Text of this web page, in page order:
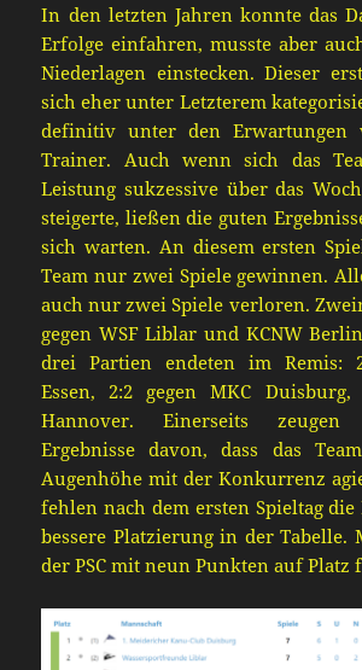
In den letzten Jahren konnte das
Erfolge einfahren, musste aber
Niederlagen einstecken. Dieser
sich eher unter Letzterem
definitiv unter den Erwartungen
Trainer. Auch wenn sich das
Leistung sukzessive über das
steigerte, ließen die guten
sich warten. An diesem ersten
Team nur zwei Spiele gewinnen.
auch nur zwei Spiele verloren.
gegen WSF Liblar und KCNW Berlin
drei Partien endetenim Remis:
Essen, 2:2 gegen MKC Duisburg,
Hannover. Einerseits
Ergebnisse davon, dass das
Augenhöhe mit der Konkurrenz
fehlen nach dem ersten Spieltag
bessere Platzierung in der Tabelle.
der PSC mit neun Punkten auf Platz